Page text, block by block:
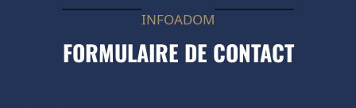
INFOADOM
FORMULAIRE DE CONTACT